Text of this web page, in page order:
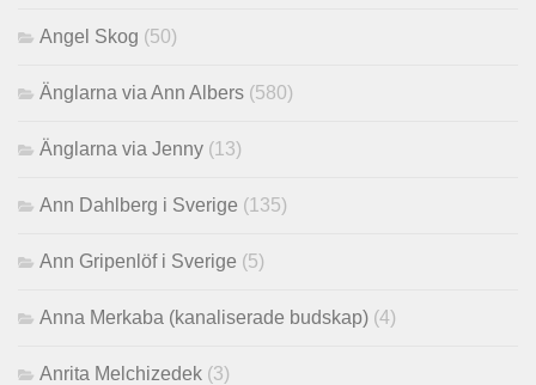
Angel Skog (50)
Änglarna via Ann Albers (580)
Änglarna via Jenny (13)
Ann Dahlberg i Sverige (135)
Ann Gripenlöf i Sverige (5)
Anna Merkaba (kanaliserade budskap) (4)
Anrita Melchizedek (3)